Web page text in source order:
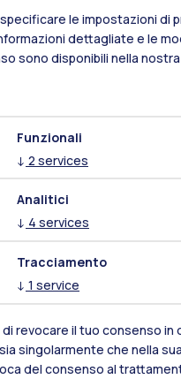
Frontiere
le impostazioni di
dettagliate e le
sono disponibili nella nostra
Funzionali
↓ 2 services
Analitici
↓ 4 services
Tracciamento
↓ 1 service
revocare il tuo consenso in
singolarmente che nella
del consenso al